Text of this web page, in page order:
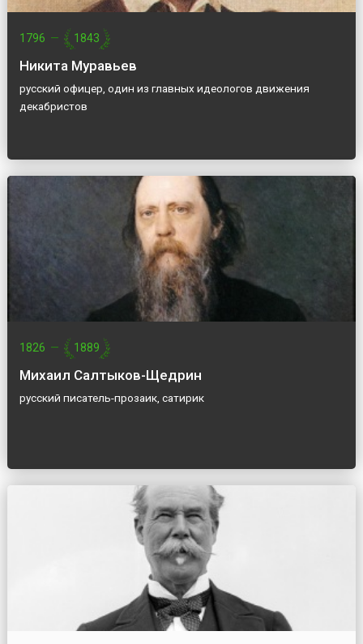
1796 — 1843
Никита Муравьев
русский офицер, один из главных идеологов движения
декабристов
1826 — 1889
Михаил Салтыков-Щедрин
русский писатель-прозаик, сатирик